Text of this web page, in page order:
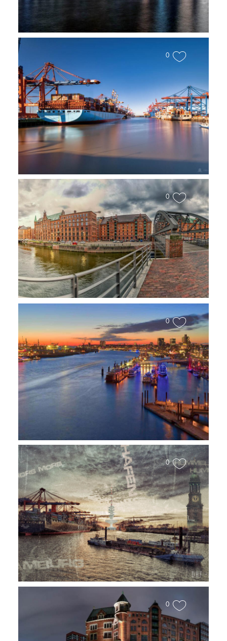
Hamburg Alster Panorama
0
Hamburger Hafenbilder im
Großformat
0
Blick auf die Speicherstadt
0
Hamburg-Wandbilder-
Panoramabild
0
Collage Hafen Panorama
0